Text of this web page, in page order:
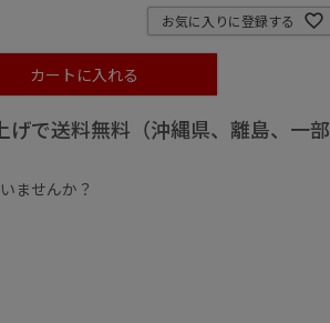
お気に入りに登録する
カートに入れる
げで送料無料（沖縄県、離島、一部
ませんか？